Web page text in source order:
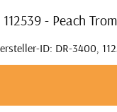
112539 - Peach
ID: DR-3400,